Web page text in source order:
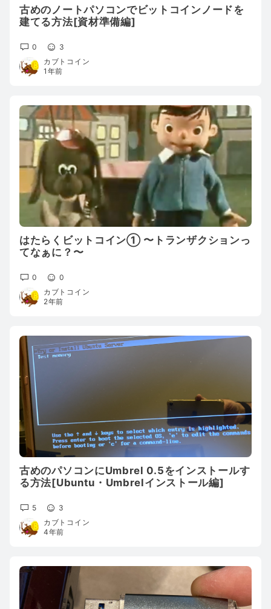
古めのノートパソコンでビットコインノードを
建てる方法[資材準備編]
0
3
カブトコイン
1年前
はたらくビットコイン① 〜トランザクションっ
てなぁに？〜
0
0
カブトコイン
2年前
古めのパソコンにUmbrel 0.5をインストールす
る方法[Ubuntu・Umbrelインストール編]
5
3
カブトコイン
4年前